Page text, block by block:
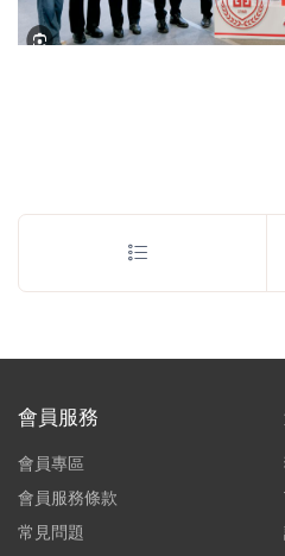
會員服務
會員專區
會員服務條款
常見問題